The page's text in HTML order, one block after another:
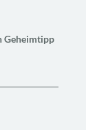
Geheimtipp